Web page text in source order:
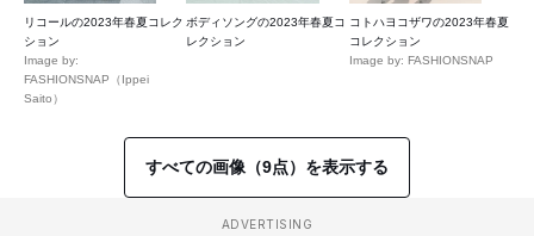
リコールの2023年春夏コレク
ション
Image by:
FASHIONSNAP（Ippei
Saito）
ボディソングの2023年春夏コ
レクション
コトハヨコザワの2023年春夏
コレクション
Image by: FASHIONSNAP
すべての画像（9点）を表示する
ADVERTISING